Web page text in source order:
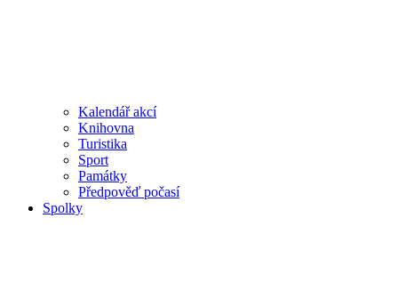
Kalendář akcí
Knihovna
Turistika
Sport
Památky
Předpověď počasí
Spolky